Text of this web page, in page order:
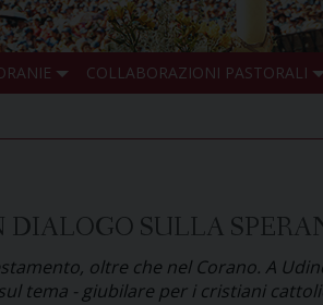
COLLABORAZIONI PASTORALI
SULLA
oltre che nel Corano. A
tema - giubilare per i cristiani